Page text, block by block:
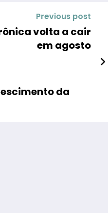
Previous post
volta a cair
em agosto
da